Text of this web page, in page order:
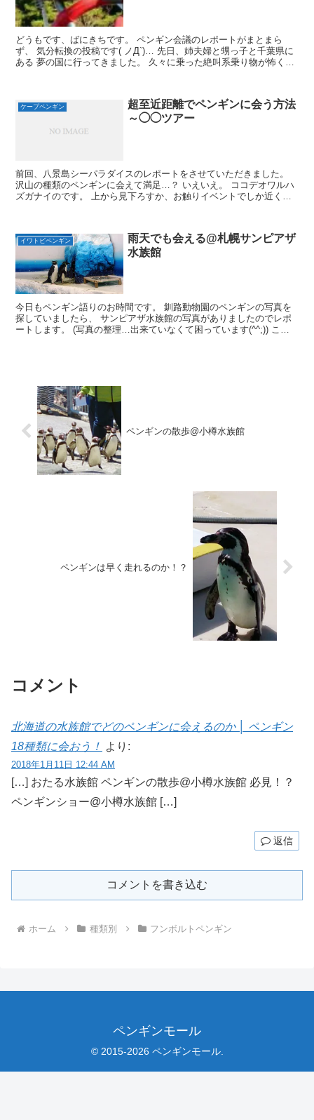
どうもです、ばにきちです。 ペンギン会議のレポートがまとまら
ず、 気分転換の投稿です( ノД`)… 先日、姉夫婦と甥っ子と千葉県に
ある 夢の国に行ってきました。 久々に乗った絶叫系乗り物が怖くて
ケープペンギン
超至近距離でペンギンに会う方法
～◯◯ツアー
前回、八景島シーパラダイスのレポートをさせていただきました。
沢山の種類のペンギンに会えて満足…？ いえいえ。 ココデオワルハ
ズガナイのです。 上から見下ろすか、お触りイベントでしか近くで
イワトビペンギン
雨天でも会える@札幌サンピアザ
水族館
今日もペンギン語りのお時間です。 釧路動物園のペンギンの写真を
探していましたら、 サンピアザ水族館の写真がありましたのでレポ
ートします。 (写真の整理…出来ていなくて困っています(^^;)) こち
ペンギンの散歩@小樽水族館
ペンギンは早く走れるのか！？
コメント
北海道の水族館でどのペンギンに会えるのか │ ペンギン
18種類に会おう！ より:
2018年1月11日 12:44 AM
[…] おたる水族館 ペンギンの散歩@小樽水族館 必見！？
ペンギンショー@小樽水族館 […]
返信
コメントを書き込む
ホーム 種類別 フンボルトペンギン
ペンギンモール
© 2015-2026 ペンギンモール.